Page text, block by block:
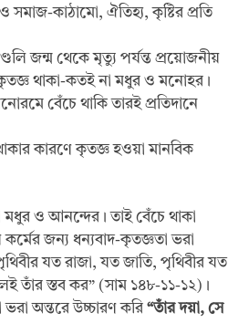
সমাজ-কাঠামো, ঐতিহ্য, কৃষ্টির প্রতি
জন্ম থেকে মৃত্যু পর্যন্ত প্রয়োজনীয়
কৃতজ্ঞ থাকা-কতই না মধুর ও মনোহর।
বেঁচে থাকি তারই প্রতিদানে
কারণে কৃতজ্ঞ হওয়া মানবিক
মধুর ও আনন্দের। তাই বেঁচে থাকা
জন্য ধন্যবাদ-কৃতজ্ঞতা ভরা
যত রাজা, যত জাতি, পৃথিবীর যত
তাঁর স্তব কর” (সাম ১৪৮-১১-১২)।
অন্তরে উচ্চারণ করি “তাঁর দয়া, সে